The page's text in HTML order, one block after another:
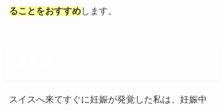
ることをおすすめします。
スイスへ来てすぐに妊娠が発覚した私は、妊娠中